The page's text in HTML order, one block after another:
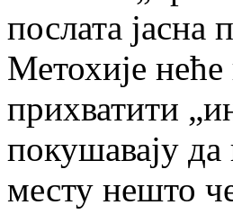
послата јасна
Метохије
прихватити
покушавају
месту нешто